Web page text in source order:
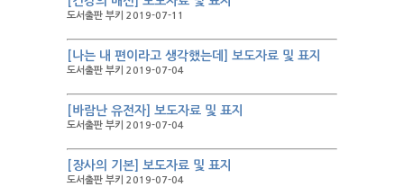
도서출판 부키 2019-07-11
[나는 내 편이라고 생각했는데] 보도자료 및 표지
도서출판 부키 2019-07-04
[바람난 유전자] 보도자료 및 표지
도서출판 부키 2019-07-04
[장사의 기본] 보도자료 및 표지
도서출판 부키 2019-07-04